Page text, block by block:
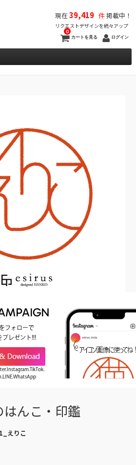
現在39,419 件掲載中！
リクエストデザインを続々アップ
カートを見る
0
ログイン
フォローで
プレゼント!!!
はんこ・印鑑
えりこ